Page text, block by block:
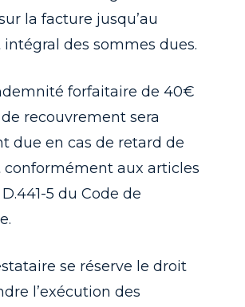
la facture jusqu’au
des sommes dues.
forfaitaire de 40€
recouvrement sera
due en cas de retard de
aux articles
5 du Code de
se réserve le droit
l’exécution des